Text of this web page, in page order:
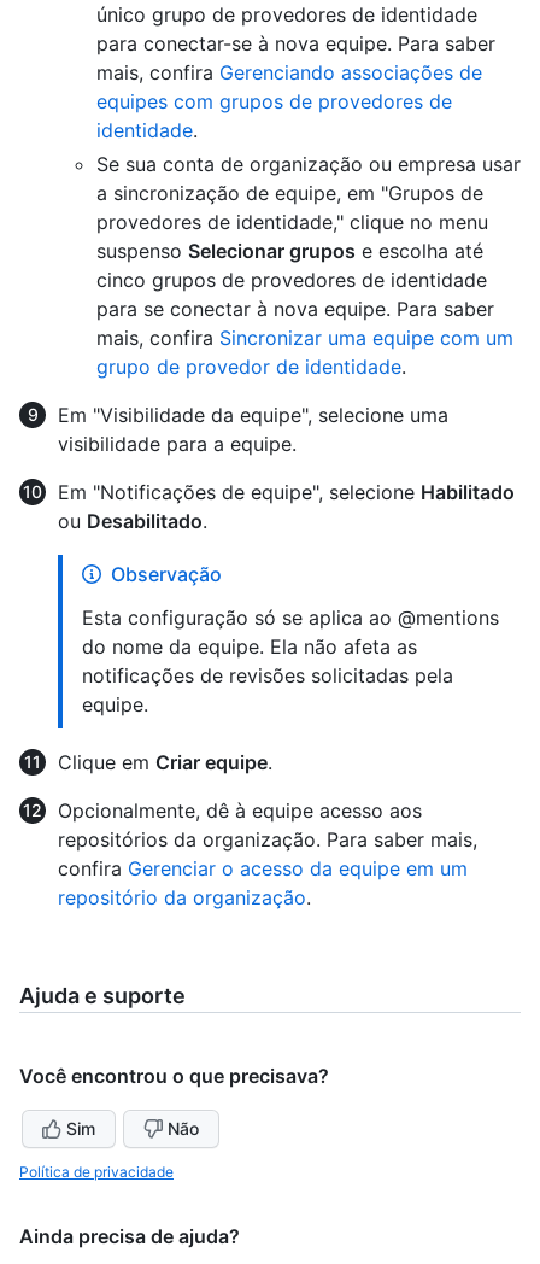
único grupo de provedores de identidade
para conectar-se à nova equipe. Para saber
mais, confira Gerenciando associações de
equipes com grupos de provedores de
identidade.
Se sua conta de organização ou empresa usar
a sincronização de equipe, em "Grupos de
provedores de identidade," clique no menu
suspenso Selecionar grupos e escolha até
cinco grupos de provedores de identidade
para se conectar à nova equipe. Para saber
mais, confira Sincronizar uma equipe com um
grupo de provedor de identidade.
Em "Visibilidade da equipe", selecione uma
visibilidade para a equipe.
Em "Notificações de equipe", selecione Habilitado
ou Desabilitado.
Observação
Esta configuração só se aplica ao @mentions
do nome da equipe. Ela não afeta as
notificações de revisões solicitadas pela
equipe.
Clique em Criar equipe.
Opcionalmente, dê à equipe acesso aos
repositórios da organização. Para saber mais,
confira Gerenciar o acesso da equipe em um
repositório da organização.
Ajuda e suporte
Você encontrou o que precisava?
Sim Não
Política de privacidade
Ainda precisa de ajuda?